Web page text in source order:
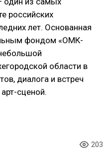
российских
лет. Основанная
фондом «ОМК-
области в
диалога и встреч
сценой.
203